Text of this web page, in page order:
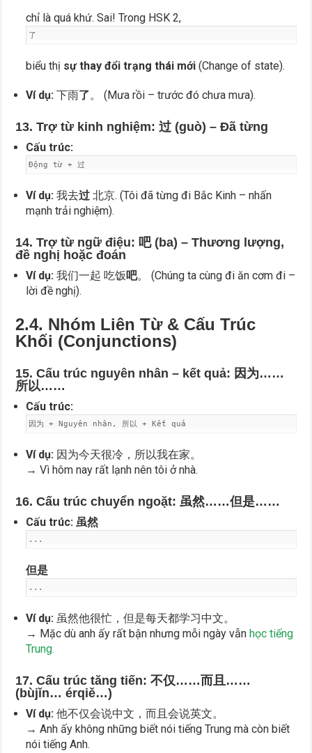
chỉ là quá khứ. Sai! Trong HSK 2,
了
biểu thị sự thay đổi trạng thái mới (Change of state).
Ví dụ: 下雨了。 (Mưa rồi – trước đó chưa mưa).
13. Trợ từ kinh nghiệm: 过 (guò) – Đã từng
Cấu trúc:
Động từ + 过
Ví dụ: 我去过 北京. (Tôi đã từng đi Bắc Kinh – nhấn
mạnh trải nghiệm).
14. Trợ từ ngữ điệu: 吧 (ba) – Thương lượng,
đề nghị hoặc đoán
Ví dụ: 我们一起 吃饭吧。 (Chúng ta cùng đi ăn cơm đi –
lời đề nghị).
2.4. Nhóm Liên Từ & Cấu Trúc
Khối (Conjunctions)
15. Cấu trúc nguyên nhân – kết quả: 因为……
所以……
Cấu trúc:
因为 + Nguyên nhân, 所以 + Kết quả
Ví dụ: 因为今天很冷，所以我在家。
→ Vì hôm nay rất lạnh nên tôi ở nhà.
16. Cấu trúc chuyển ngoặt: 虽然……但是……
Cấu trúc:虽然
...
但是
...
Ví dụ: 虽然他很忙，但是每天都学习中文。
→ Mặc dù anh ấy rất bận nhưng mỗi ngày vẫn học tiếng
Trung.
17. Cấu trúc tăng tiến: 不仅……而且……
(bùjǐn… érqiě…)
Ví dụ: 他不仅会说中文，而且会说英文。
→ Anh ấy không những biết nói tiếng Trung mà còn biết
nói tiếng Anh.